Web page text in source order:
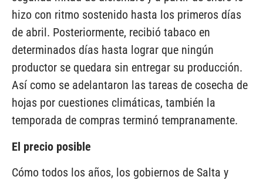
hizo con ritmo sostenido hasta los primeros días
de abril. Posteriormente, recibió tabaco en
determinados días hasta lograr que ningún
productor se quedara sin entregar su producción.
Así como se adelantaron las tareas de cosecha de
hojas por cuestiones climáticas, también la
temporada de compras terminó tempranamente.
El precio posible
Cómo todos los años, los gobiernos de Salta y